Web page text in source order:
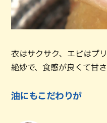
衣はサクサク、エビはプ
絶妙で、食感が良くて甘さ
油にもこだわりが